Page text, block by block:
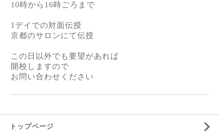
10時から 16時ごろまで
1 デイでの対面伝授
京都のサロンにて伝授
この日以外でも要望があれば
開校しますので
お問い合わせください
トップページ